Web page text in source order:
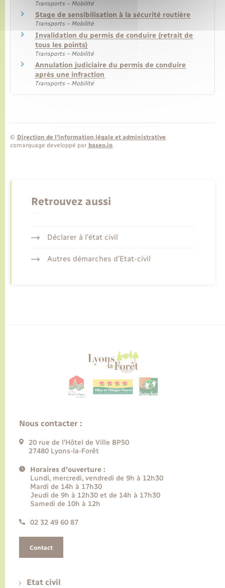
Transports – Mobilité
Stage de sensibilisation à la sécurité routière
Transports – Mobilité
Invalidation du permis de conduire (retrait de
tous les points)
Transports – Mobilité
Annulation judiciaire du permis de conduire
après une infraction
Transports – Mobilité
© Direction de l’information légale et administrative
comarquage developpé par baseo.io
Retrouvez aussi
Déclarer à l’état civil
Autres démarches d’Etat-civil
Nous contacter :
20 rue de l’Hôtel de Ville BP50
27480 Lyons-la-Forêt
Horaires d'ouverture :
Lundi, mercredi, vendredi de 9h à 12h30
Mardi de 14h à 17h30
Jeudi de 9h à 12h30 et de 14h à 17h30
Samedi de 10h à 12h
02 32 49 60 87
Contact
Etat civil